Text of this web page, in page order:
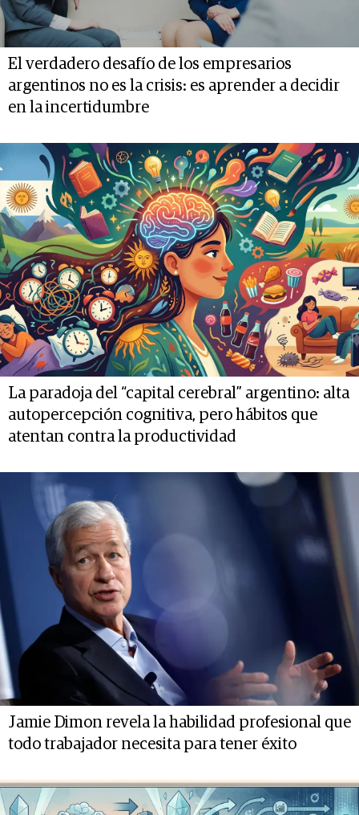
El verdadero desafío de los empresarios
argentinos no es la crisis: es aprender a decidir
en la incertidumbre
La paradoja del “capital cerebral” argentino: alta
autopercepción cognitiva, pero hábitos que
atentan contra la productividad
Jamie Dimon revela la habilidad profesional que
todo trabajador necesita para tener éxito